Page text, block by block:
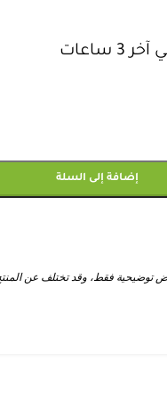
ساعات
إضافة إلى السلة
فقط، وقد تختلف عن المنتج